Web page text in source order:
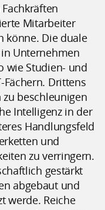
Mitarbeiter
könne. Die duale
Unternehmen
wie Studien- und
Drittens
beschleunigen
Intelligenz in der
Handlungsfeld
und
zu verringern.
gestärkt
abgebaut und
werde. Reiche